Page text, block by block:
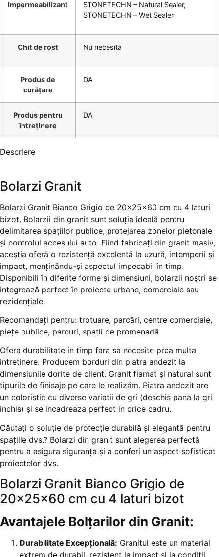
Impermeabilizant
STONETECHN – Natural Sealer,
STONETECHN – Wet Sealer
Chit de rost Nu necesită
Produs de
curățare
DA
Produs pentru
întreținere
DA
Descriere
Bolarzi Granit
Bolarzi Granit Bianco Grigio de 20x25x60 cm cu 4 laturi
bizot. Bolarzii din granit sunt soluția ideală pentru
delimitarea spațiilor publice, protejarea zonelor pietonale
și controlul accesului auto. Fiind fabricați din granit masiv,
aceștia oferă o rezistență excelentă la uzură, intemperii și
impact, menținându-și aspectul impecabil în timp.
Disponibili în diferite forme și dimensiuni, bolarzii noștri se
integrează perfect în proiecte urbane, comerciale sau
rezidențiale.
Recomandați pentru: trotuare, parcări, centre comerciale,
piețe publice, parcuri, spații de promenadă.
Ofera durabilitate in timp fara sa necesite prea multa
intretinere. Producem borduri din piatra andezit la
dimensiunile dorite de client. Granit fiamat și natural sunt
tipurile de finisaje pe care le realizăm. Piatra andezit are
un coloristic cu diverse variatii de gri (deschis pana la gri
inchis) și se incadreaza perfect in orice cadru.
Căutați o soluție de protecție durabilă și elegantă pentru
spațiile dvs.? Bolarzi din granit sunt alegerea perfectă
pentru a asigura siguranța și a conferi un aspect sofisticat
proiectelor dvs.
Bolarzi Granit Bianco Grigio de
20x25x60 cm cu 4 laturi bizot
Avantajele Bolțarilor din Granit:
Durabilitate Excepțională: Granitul este un material
extrem de durabil, rezistent la impact și la condiții